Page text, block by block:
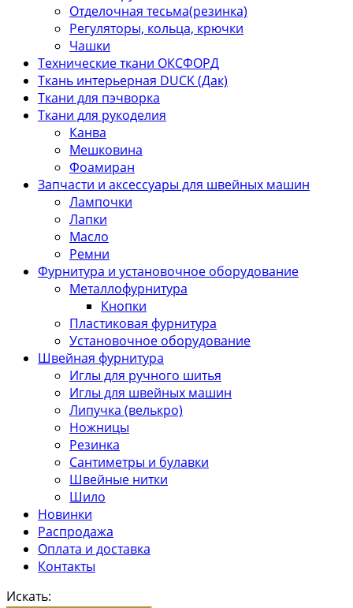
Отделочная тесьма(резинка)
Регуляторы, кольца, крючки
Чашки
Технические ткани ОКСФОРД
Ткань интерьерная DUCK (Дак)
Ткани для пэчворка
Ткани для рукоделия
Канва
Мешковина
Фоамиран
Запчасти и аксессуары для швейных машин
Лампочки
Лапки
Масло
Ремни
Фурнитура и установочное оборудование
Металлофурнитура
Кнопки
Пластиковая фурнитура
Установочное оборудование
Швейная фурнитура
Иглы для ручного шитья
Иглы для швейных машин
Липучка (велькро)
Ножницы
Резинка
Сантиметры и булавки
Швейные нитки
Шило
Новинки
Распродажа
Оплата и доставка
Контакты
Искать: